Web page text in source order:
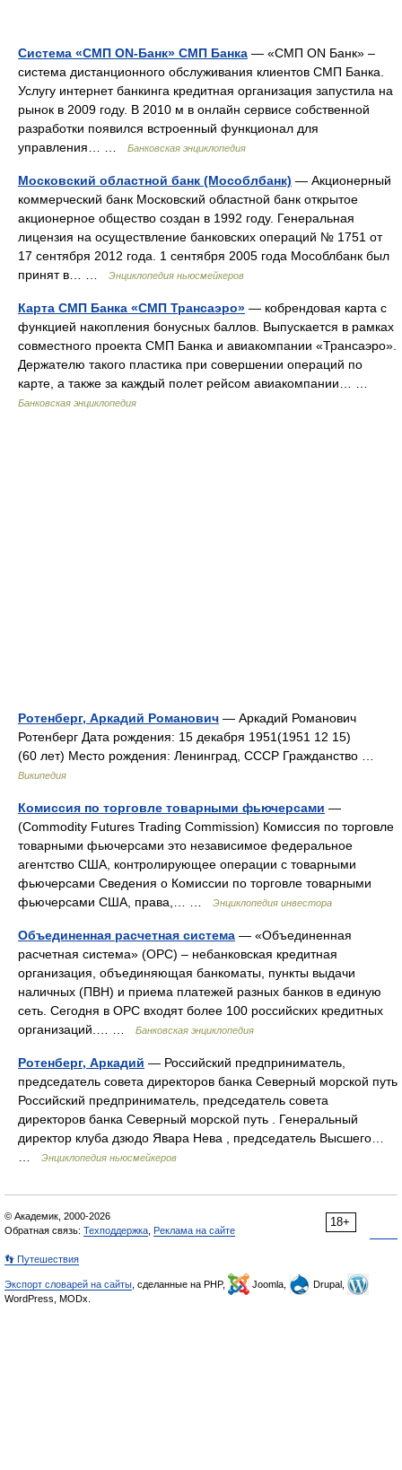
Система «СМП ON-Банк» СМП Банка — «СМП ON Банк» –
система дистанционного обслуживания клиентов СМП Банка.
Услугу интернет банкинга кредитная организация запустила на
рынок в 2009 году. В 2010 м в онлайн сервисе собственной
разработки появился встроенный функционал для
управления… …
Банковская энциклопедия
Московский областной банк (Мособлбанк) — Акционерный
коммерческий банк Московский областной банк открытое
акционерное общество создан в 1992 году. Генеральная
лицензия на осуществление банковских операций № 1751 от
17 сентября 2012 года. 1 сентября 2005 года Мособлбанк был
принят в… …
Энциклопедия ньюсмейкеров
Карта СМП Банка «СМП Трансаэро» — кобрендовая карта с
функцией накопления бонусных баллов. Выпускается в рамках
совместного проекта СМП Банка и авиакомпании «Трансаэро».
Держателю такого пластика при совершении операций по
карте, а также за каждый полет рейсом авиакомпании… …
Банковская энциклопедия
Ротенберг, Аркадий Романович — Аркадий Романович
Ротенберг Дата рождения: 15 декабря 1951(1951 12 15)
(60 лет) Место рождения: Ленинград, СССР Гражданство …
Википедия
Комиссия по торговле товарными фьючерсами —
(Commodity Futures Trading Commission) Комиссия по торговле
товарными фьючерсами это независимое федеральное
агентство США, контролирующее операции с товарными
фьючерсами Сведения о Комиссии по торговле товарными
фьючерсами США, права,… …
Энциклопедия инвестора
Объединенная расчетная система — «Объединенная
расчетная система» (ОРС) – небанковская кредитная
организация, объединяющая банкоматы, пункты выдачи
наличных (ПВН) и приема платежей разных банков в единую
сеть. Сегодня в ОРС входят более 100 российских кредитных
организаций.… …
Банковская энциклопедия
Ротенберг, Аркадий — Российский предприниматель,
председатель совета директоров банка Северный морской путь
Российский предприниматель, председатель совета
директоров банка Северный морской путь . Генеральный
директор клуба дзюдо Явара Нева , председатель Высшего…
Энциклопедия ньюсмейкеров
18+
© Академик, 2000-2026
Обратная связь: Техподдержка Реклама на сайте
👣 Путешествия
Экспорт словарей на сайты , сделанные на PHP, Joomla,
Drupal,
WordPress, MODx.